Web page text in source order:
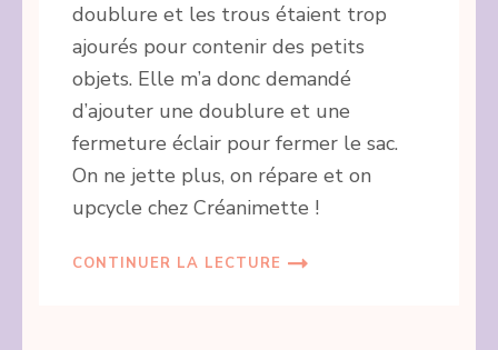
doublure et les trous étaient trop
ajourés pour contenir des petits
objets. Elle m’a donc demandé
d’ajouter une doublure et une
fermeture éclair pour fermer le sac.
On ne jette plus, on répare et on
upcycle chez Créanimette !
CONTINUER LA LECTURE